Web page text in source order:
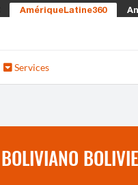
AmériqueLatine360
Services